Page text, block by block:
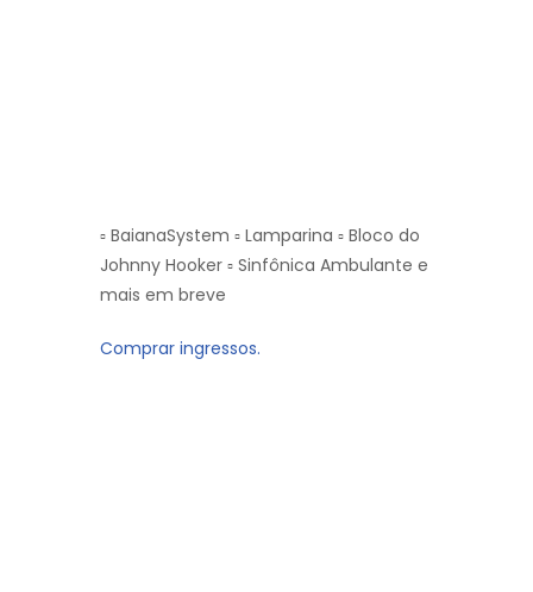
▫ BaianaSystem ▫ Lamparina ▫ Bloco do
Johnny Hooker ▫ Sinfônica Ambulante e
mais em breve
Comprar ingressos.